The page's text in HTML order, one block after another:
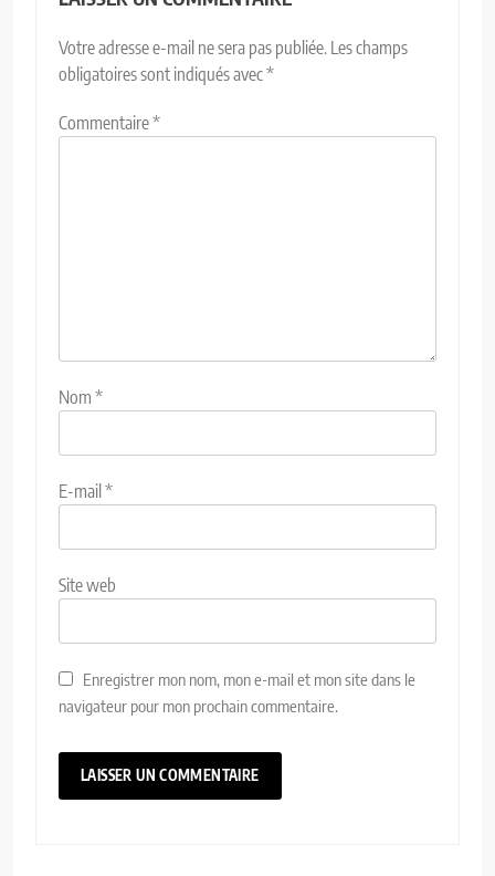
Votre adresse e-mail ne sera pas publiée. Les champs
obligatoires sont indiqués avec*
Commentaire*
Nom *
E-mail*
Site web
Enregistrer mon nom, mon e-mail et mon site dans le
navigateur pour mon prochain commentaire.